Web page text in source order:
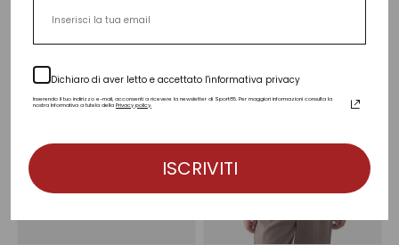
Dichiaro di aver letto e accettato l'informativa privacy
Inserendo il tuo indirizzo e-mail, acconsenti a ricevere la newsletter di Sport85. Per maggiori informazioni consulta la
nostra Informativa a tutela della Privacy policy.
ISCRIVITI